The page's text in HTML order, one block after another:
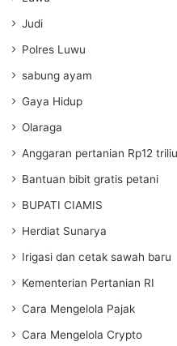
Judi
Polres Luwu
sabung ayam
Gaya Hidup
Olaraga
Anggaran pertanian Rp12
Bantuan bibit gratis petani
BUPATI CIAMIS
Herdiat Sunarya
Irigasi dan cetak sawah baru
Kementerian Pertanian RI
Cara Mengelola Pajak
Cara Mengelola Crypto